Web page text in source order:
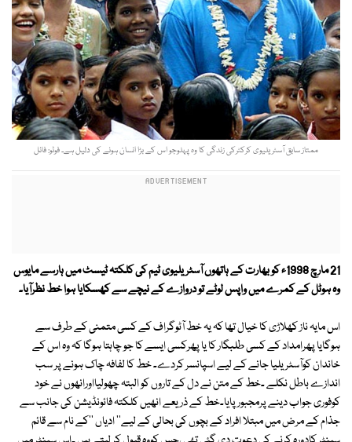
ممتاز سابق آسٹریلیوی کرکٹرکی زندگی کا وہ پہلوجو اس کے بڑا انسان ہونے کی دلیل ہے۔ فوٹو: فائل
21 مارچ 1998ء کو بھارت کے ہاتھوں آسٹریلیوی ٹیم کی کلکتہ ٹیسٹ میں ہارسے مایوس
وہ ہوٹل کے کمرے میں واپس لوٹے تو دروازے کے نیچے سے کھسکایا ہوا خط نظرآیا۔
اس مایہ ناز کھلاڑی کا خیال تھا کہ یہ خط آٹوگراف کے کسی متمنی کے طرف سے
ہوگایا پھرامداد کے کسی طلبگار کا یا پھرکسی ایسے کا جو چاہتا ہوگا کہ وہ اس کے
خاندان کوآسٹریلیا جانے کے لیے اسپانسر کردے۔ خط کا لفافہ چاک ہونے پر سب
اندازے باطل نکلے ۔خط کے متن نے دل کے تاروں کو البتہ چھولیااورانھوں نے خود
کوفوری جواب دینے پرمجبورپایا۔خط کے ذریعے انھیں کلکتہ فائونڈیشن کی جانب سے
جذام کے مرض میں مبتلا افراد کے بچوں کی بحالی کے لیے'' ادیاں ''کے نام سے قائم